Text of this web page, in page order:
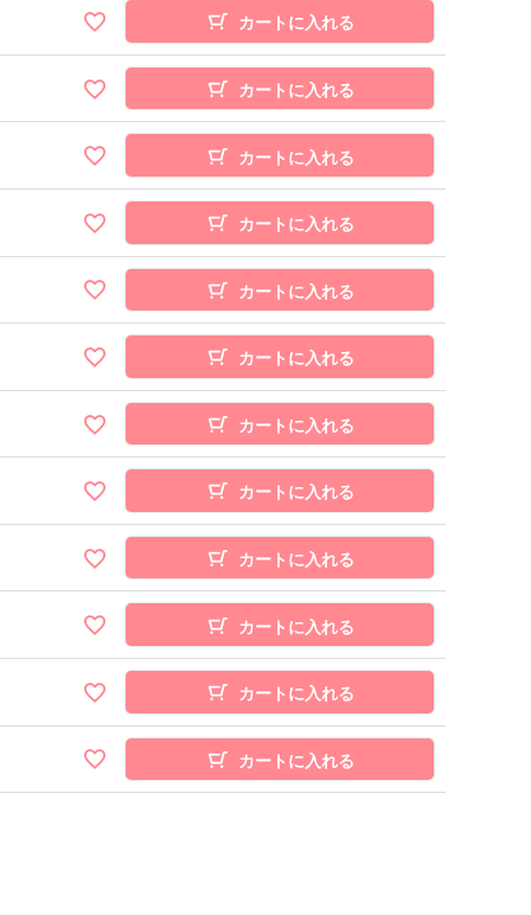
カートに入れる
カートに入れる
カートに入れる
カートに入れる
カートに入れる
カートに入れる
カートに入れる
カートに入れる
カートに入れる
カートに入れる
カートに入れる
カートに入れる